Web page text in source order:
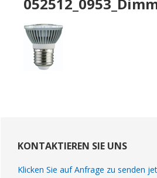
Sidebar
KONTAKTIEREN SIE UNS
Klicken Sie auf Anfrage zu senden